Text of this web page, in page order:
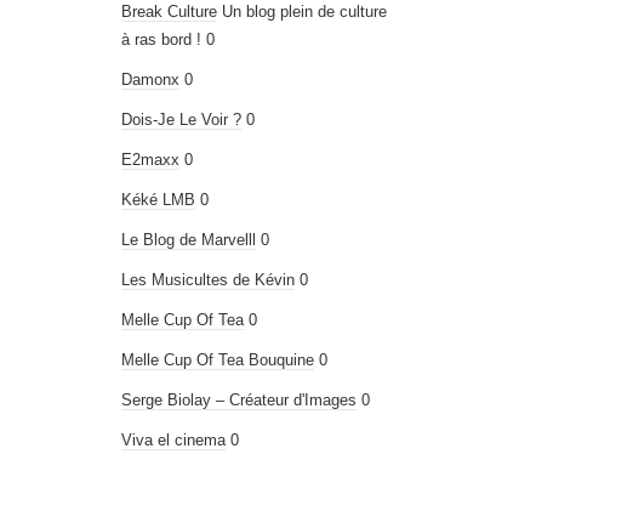
Break Culture Un blog plein de culture
à ras bord ! 0
Damonx 0
Dois-Je Le Voir ? 0
E2maxx 0
Kéké LMB 0
Le Blog de Marvelll 0
Les Musicultes de Kévin 0
Melle Cup Of Tea 0
Melle Cup Of Tea Bouquine 0
Serge Biolay – Créateur d'Images 0
Viva el cinema 0